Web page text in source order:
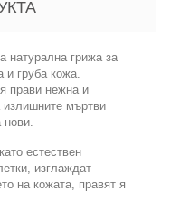
натурална грижа за
груба кожа.
прави нежна и
излишните мъртви
естествен
изглаждат
на кожата, правят я